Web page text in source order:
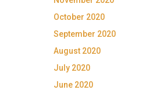
October 2020
September 2020
August 2020
July 2020
June 2020